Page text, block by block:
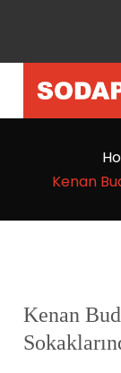
Kenan
Kenan